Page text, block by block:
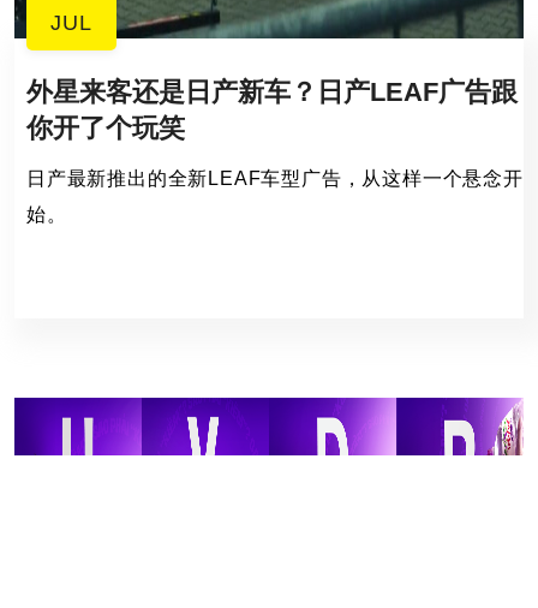
JUL
外星来客还是日产新车？日产LEAF广告跟
你开了个玩笑
日产最新推出的全新LEAF车型广告，从这样一个悬念开
始。